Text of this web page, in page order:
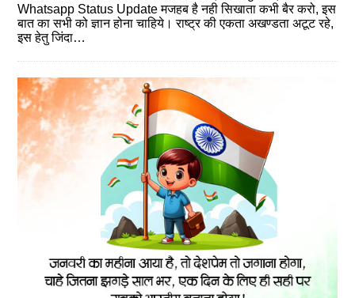
Whatsapp Status Update मजहब है नही सिखाता कभी बैर करो, इस
बात का सभी को ज्ञान होना चाहिये। राष्ट्र की एकता अखण्डता अटूट रहे,
इस हेतु जिंदा…